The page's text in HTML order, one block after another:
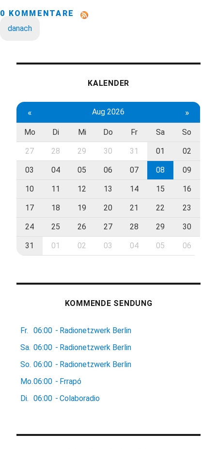
0 KOMMENTARE
danach
KALENDER
« Aug 2026 »
Mo Di Mi Do Fr Sa So
27 28 29 30 31 01 02
03 04 05 06 07 08 09
10 11 12 13 14 15 16
17 18 19 20 21 22 23
24 25 26 27 28 29 30
31 01 02 03 04 05 06
KOMMENDE SENDUNG
Fr. 06:00 - Radionetzwerk Berlin
Sa. 06:00 - Radionetzwerk Berlin
So. 06:00 - Radionetzwerk Berlin
Mo.06:00 - Frrapó
Di.
06:00 - Colaboradio